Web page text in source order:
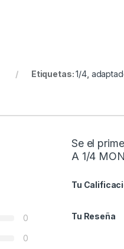
Etiquetas:1/4,
0
0
Se el
A 1/4
Tu
Tu Reseña